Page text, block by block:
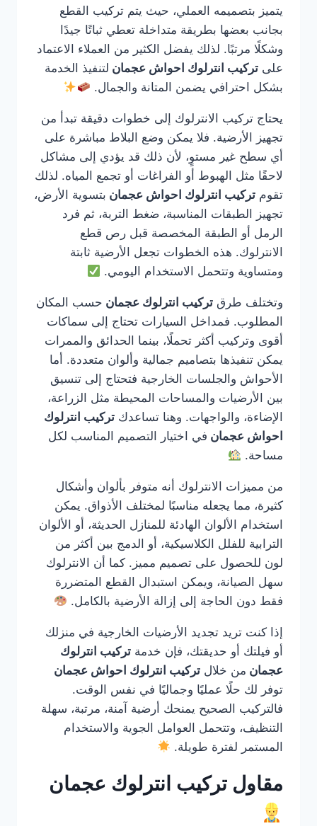
يتميز بتصميمه العملي، حيث يتم تركيب القطع
بجانب بعضها بطريقة متداخلة تعطي ثباتًا جيدًا
وشكلًا مرتبًا. لذلك يفضل الكثير من العملاء الاعتماد
على تركيب انترلوك احواش عجمان لتنفيذ الخدمة
بشكل احترافي يضمن المتانة والجمال.
يحتاج تركيب الانترلوك إلى خطوات دقيقة تبدأ من
تجهيز الأرضية. فلا يمكن وضع البلاط مباشرة على
أي سطح غير مستوٍ، لأن ذلك قد يؤدي إلى مشاكل
لاحقًا مثل الهبوط أو الفراغات أو تجمع المياه. لذلك
تقوم تركيب انترلوك احواش عجمان بتسوية الأرض،
تجهيز الطبقات المناسبة، ضغط التربة، ثم فرد
الرمل أو الطبقة المخصصة قبل رص قطع
الانترلوك. هذه الخطوات تجعل الأرضية ثابتة
ومتساوية وتتحمل الاستخدام اليومي.
وتختلف طرق تركيب انترلوك عجمان حسب المكان
المطلوب. فمداخل السيارات تحتاج إلى سماكات
أقوى وتركيب أكثر تحملًا، بينما الحدائق والممرات
يمكن تنفيذها بتصاميم جمالية وألوان متعددة. أما
الأحواش والجلسات الخارجية فتحتاج إلى تنسيق
بين الأرضيات والمساحات المحيطة مثل الزراعة،
الإضاءة، والواجهات. وهنا تساعدك تركيب انترلوك
احواش عجمان في اختيار التصميم المناسب لكل
مساحة.
من مميزات الانترلوك أنه متوفر بألوان وأشكال
كثيرة، مما يجعله مناسبًا لمختلف الأذواق. يمكن
استخدام الألوان الهادئة للمنازل الحديثة، أو الألوان
الترابية للفلل الكلاسيكية، أو الدمج بين أكثر من
لون للحصول على تصميم مميز. كما أن الانترلوك
سهل الصيانة، ويمكن استبدال القطع المتضررة
فقط دون الحاجة إلى إزالة الأرضية بالكامل.
إذا كنت تريد تجديد الأرضيات الخارجية في منزلك
أو فيلتك أو حديقتك، فإن خدمة تركيب انترلوك
عجمان من خلال تركيب انترلوك احواش عجمان
توفر لك حلًا عمليًا وجماليًا في نفس الوقت.
فالتركيب الصحيح يمنحك أرضية آمنة، مرتبة، سهلة
التنظيف، وتتحمل العوامل الجوية والاستخدام
المستمر لفترة طويلة.
مقاول تركيب انترلوك عجمان